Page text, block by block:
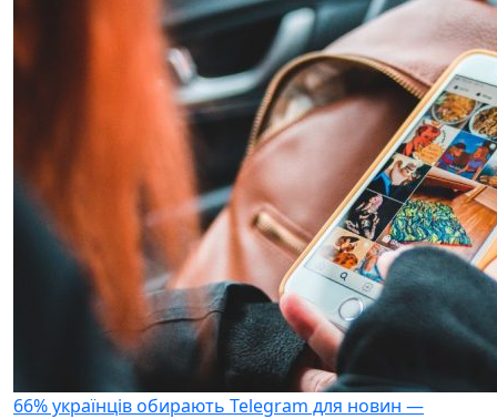
66% українців обирають Telegram для новин —